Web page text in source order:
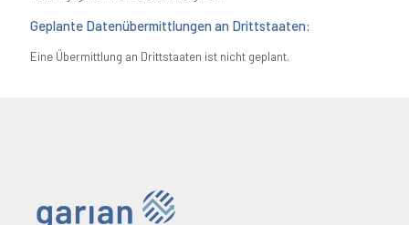
Geplante Datenübermittlungen an Drittstaaten:
Eine Übermittlung an Drittstaaten ist nicht geplant.